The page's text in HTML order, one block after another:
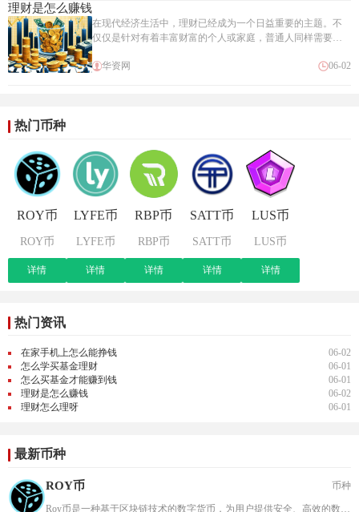
和它们的运作方式。基金大致可分为股票基金、债券基金、
货币市场基金、混合基金和指数基金等。每种基金有其特点
和风险收益特性，了解它们能帮助投资者根据自己的风险偏
好和投资目标做出选择。选择基金时要注重基金的历史业
绩、基金经理的
理财是怎么赚钱
在现代经济生活中，理财已经成为一个日益重要的主题。不
仅仅是针对有着丰富财富的个人或家庭，普通人同样需要掌
握一些基本的理财知识来更好地管理自己的财富，以实现财
富的保值增值。本文旨在深入浅出地揭示理财是如何帮助人
创造财富，但
华资网 06-02
热门币种
ROY币
ROY币
详情
LYFE币
LYFE币
详情
RBP币
RBP币
详情
SATT币
SATT币
详情
LUS币
LUS币
详情
热门资讯
在家手机上怎么能挣钱
06-02
怎么学买基金理财
06-01
怎么买基金才能赚到钱
06-01
理财是怎么赚钱
06-02
理财怎么理呀
06-01
最新币种
ROY币 币种